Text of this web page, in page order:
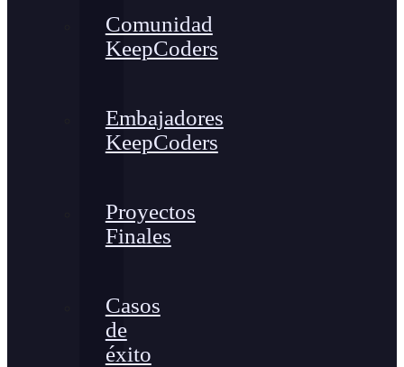
Comunidad
KeepCoders
Embajadores
KeepCoders
Proyectos
Finales
Casos
de
éxito